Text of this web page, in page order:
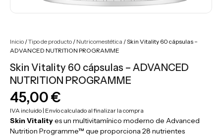
Inicio /Tipo de producto / Nutricomestética / Skin Vitality 60 cápsulas –
ADVANCED NUTRITION PROGRAMME
Skin Vitality 60 cápsulas – ADVANCED
NUTRITION PROGRAMME
45,00€
IVA incluido | Envío calculado al finalizar la compra
Skin Vitalityes un multivitamínico moderno de Advanced
Nutrition Programme™ que proporciona 28 nutrientes